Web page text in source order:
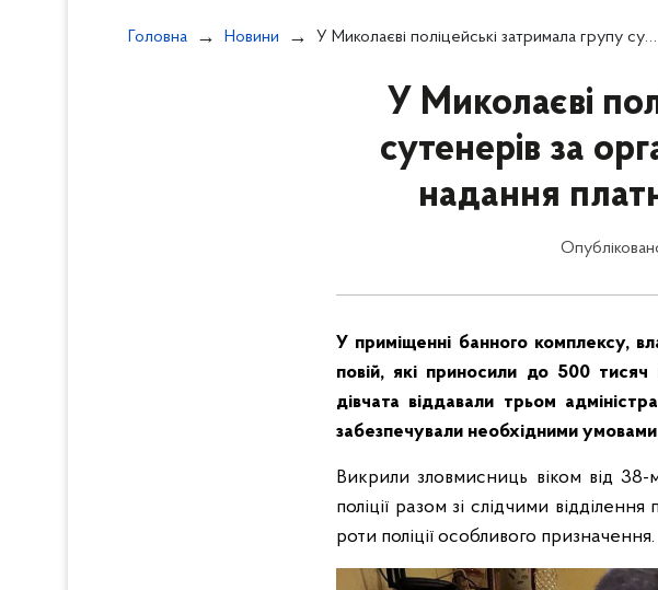
Головна Новини У Миколаєві поліцейські затримала групу сутенерів за організацію місць розпусти та надання платних сексуальних послуг
У Миколаєві
сутенерів за
надання
У приміщенні банного комплексу,
повій, які приносили до 500 тисяч
дівчата віддавали трьом
забезпечували необхідними
Викрили зловмисниць віком від 38-
поліції разом зі слідчими
роти поліції особливого призначення.